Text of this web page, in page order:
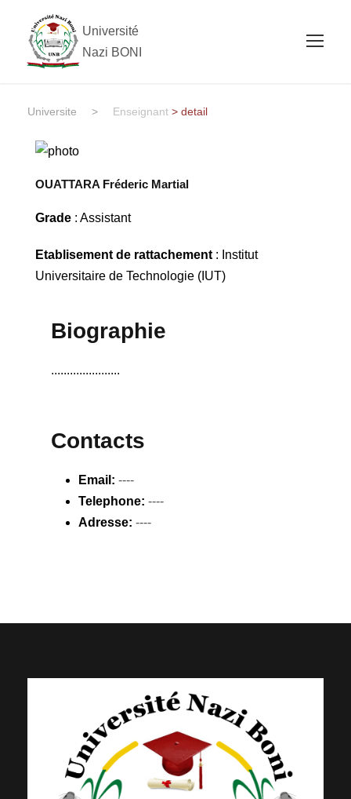
Université
Nazi BONI
Universite > Enseignant > detail
OUATTARA Fréderic Martial
Grade: Assistant
Etablisement de rattachement: Institut
Universitaire de Technologie (IUT)
Biographie
......................
Contacts
Email: ----
Telephone: ----
Adresse: ----